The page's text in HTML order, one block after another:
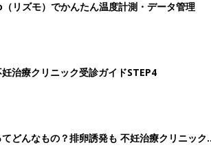
リズモ）でかんたん温度計測・データ管理
治療クリニック受診ガイドSTEP4
どんなもの？排卵誘発も 不妊治療クリニック